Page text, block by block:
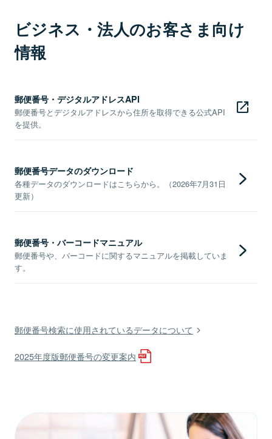
ビジネス・法人のお客さま向け
情報
郵便番号・デジタルアドレスAPI
郵便番号とデジタルアドレスから住所を取得できる公式API
を提供。
郵便番号データのダウンロード
各種データのダウンロードはこちらから。（2026年7月31日
更新）
郵便番号・バーコードマニュアル
郵便番号や、バーコードに関するマニュアルを掲載していま
す。
郵便番号検索に使用されているデータについて
2025年度版郵便番号の変更案内